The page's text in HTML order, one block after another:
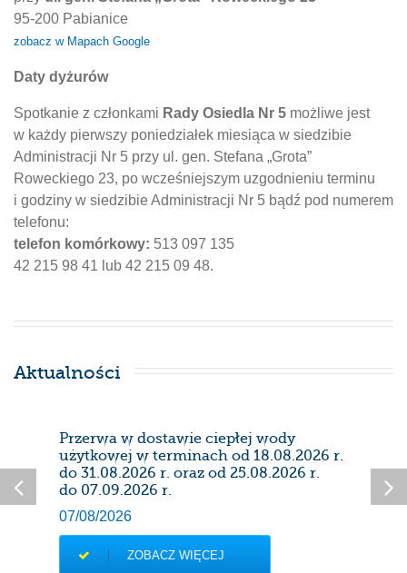
95-200 Pabianice
zobacz w Mapach Google
Daty dyżurów
Spotkanie z członkami Rady Osiedla Nr 5 możliwe jest
w każdy pierwszy poniedziałek miesiąca w siedzibie
Administracji Nr 5 przy ul. gen. Stefana „Grota”
Roweckiego 23, po wcześniejszym uzgodnieniu terminu
i godziny w siedzibie Administracji Nr 5 bądź pod numerem
telefonu:
telefon komórkowy: 513 097 135
42 215 98 41 lub 42 215 09 48.
Aktualności
Przerwa w dostawie ciepłej wody
użytkowej w terminach od 18.08.2026 r.
do 31.08.2026 r. oraz od 25.08.2026 r.
do 07.09.2026 r.
07/08/2026
ZOBACZ WIĘCEJ